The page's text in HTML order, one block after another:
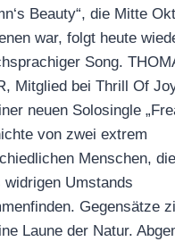
Beauty“, die Mitte
war, folgt heute
Song.
Mitglied bei Thrill Of
neuen Solosingle
von zwei extrem
Menschen,
widrigen Umstands
Gegensätze
Laune der Natur.